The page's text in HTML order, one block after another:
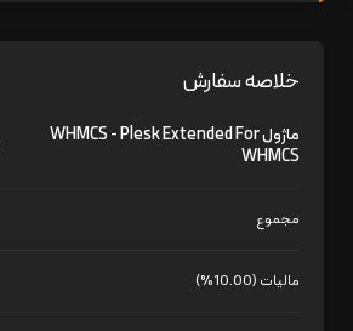
خلاصه سفارش
ماژول WHMCS - Plesk Extended For
WHMCS
مجموع
مالیات (10.00%)